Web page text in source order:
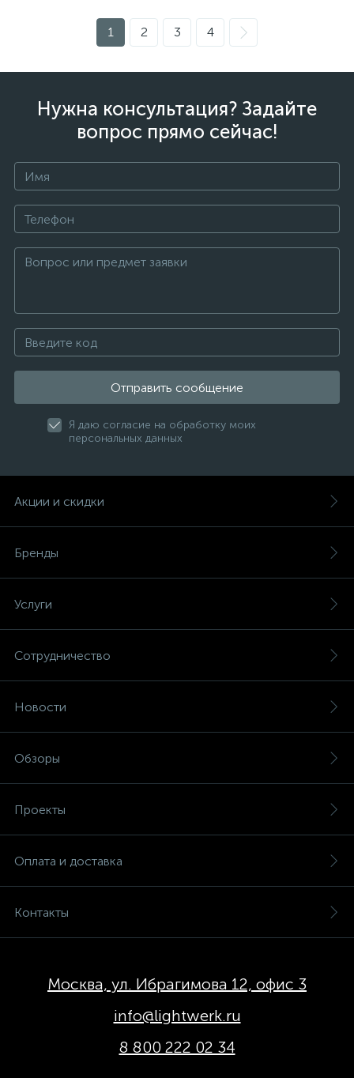
1 2 3 4
Нужна консультация? Задайте
вопрос прямо сейчас!
Отправить сообщение
Я даю согласие на обработку моих
персональных данных
Акции и скидки
Бренды
Услуги
Сотрудничество
Новости
Обзоры
Проекты
Оплата и доставка
Контакты
Москва, ул. Ибрагимова 12, офис 3
info@lightwerk.ru
8 800 222 02 34